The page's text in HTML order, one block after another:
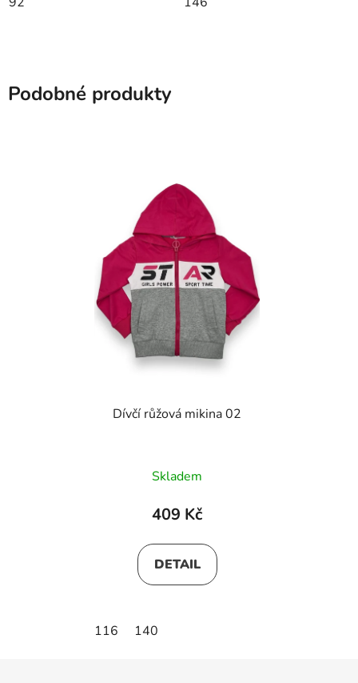
Podobné produkty
Dívčí růžová mikina 02
Skladem
409 Kč
DETAIL
116 140